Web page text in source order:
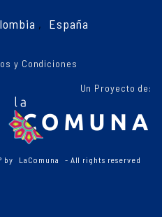
, España
y Condiciones
Un Proyecto de:
by LaComuna - All rights reserved